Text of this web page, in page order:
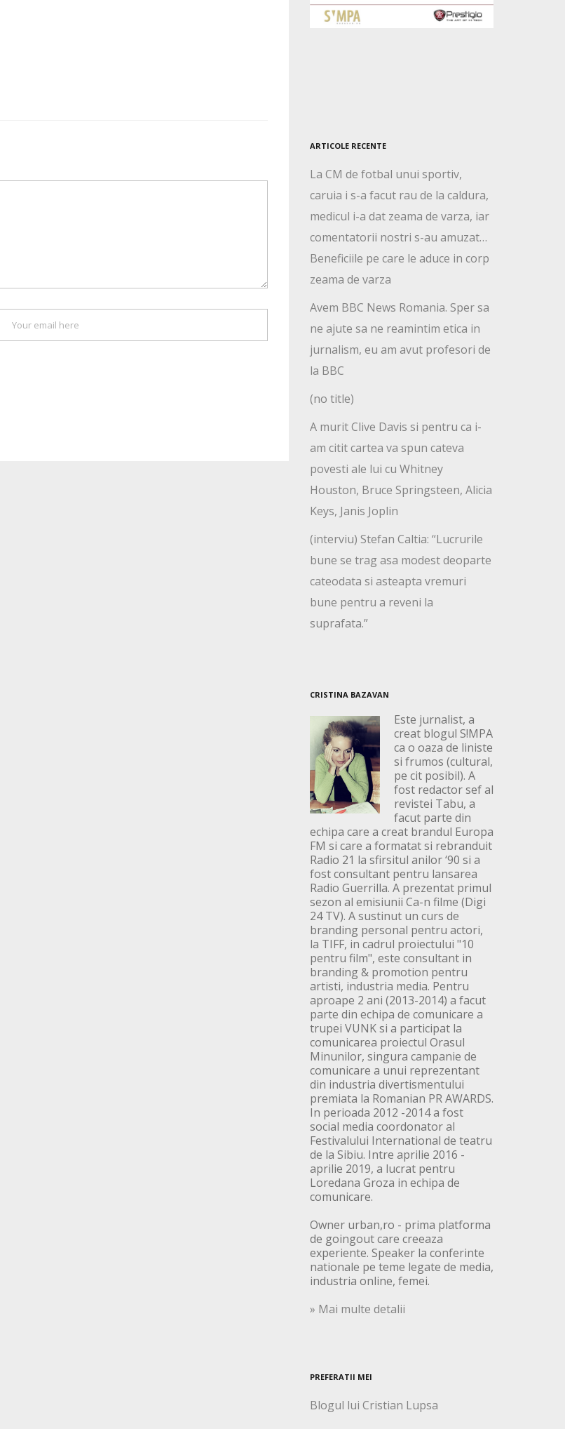
ARTICOLE RECENTE
La CM de fotbal unui sportiv,
caruia i s-a facut rau de la caldura,
medicul i-a dat zeama de varza, iar
comentatorii nostri s-au amuzat…
Beneficiile pe care le aduce in corp
zeama de varza
Avem BBC News Romania. Sper sa
ne ajute sa ne reamintim etica in
jurnalism, eu am avut profesori de
la BBC
(no title)
A murit Clive Davis si pentru ca i-
am citit cartea va spun cateva
povesti ale lui cu Whitney
Houston, Bruce Springsteen, Alicia
Keys, Janis Joplin
(interviu) Stefan Caltia: “Lucrurile
bune se trag asa modest deoparte
cateodata si asteapta vremuri
bune pentru a reveni la
suprafata.”
CRISTINA BAZAVAN
Este jurnalist, a
creat blogul S!MPA
ca o oaza de liniste
si frumos (cultural,
pe cit posibil). A
fost redactor sef al
revistei Tabu, a
facut parte din
echipa care a creat brandul Europa
FM si care a formatat si rebranduit
Radio 21 la sfirsitul anilor ‘90 si a
fost consultant pentru lansarea
Radio Guerrilla. A prezentat primul
sezon al emisiunii Ca-n filme (Digi
24 TV). A sustinut un curs de
branding personal pentru actori,
la TIFF, in cadrul proiectului "10
pentru film", este consultant in
branding & promotion pentru
artisti, industria media. Pentru
aproape 2 ani (2013-2014) a facut
parte din echipa de comunicare a
trupei VUNK si a participat la
comunicarea proiectul Orasul
Minunilor, singura campanie de
comunicare a unui reprezentant
din industria divertismentului
premiata la Romanian PR AWARDS.
In perioada 2012 -2014 a fost
social media coordonator al
Festivalului International de teatru
de la Sibiu. Intre aprilie 2016 -
aprilie 2019, a lucrat pentru
Loredana Groza in echipa de
comunicare.
Owner urban,ro - prima platforma
de goingout care creeaza
experiente. Speaker la conferinte
nationale pe teme legate de media,
industria online, femei.
» Mai multe detalii
PREFERATII MEI
Blogul lui Cristian Lupsa